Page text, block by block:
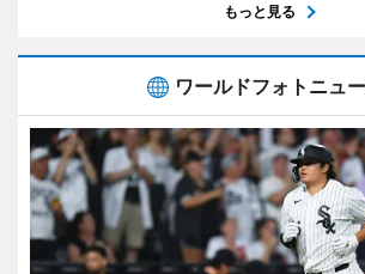
もっと見る
ワールドフォトニュ